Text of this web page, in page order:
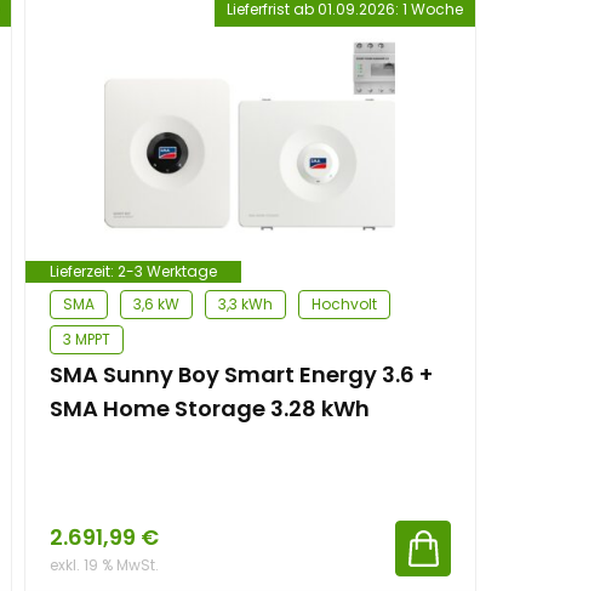
Lieferzeit: 2-3 Werktage
Lieferfrist ab 01.09.2026: 1 Woche
SMA 3,6 kW 3,3 kWh
Hochvolt
3 MPPT
SMA Sunny Boy Smart Energy 3.6 +
SMA Home Storage 3.28 kWh
2.691,99 €
exkl. 19 % MwSt.